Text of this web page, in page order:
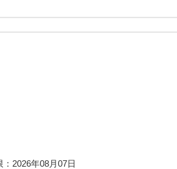
2026年08月07日